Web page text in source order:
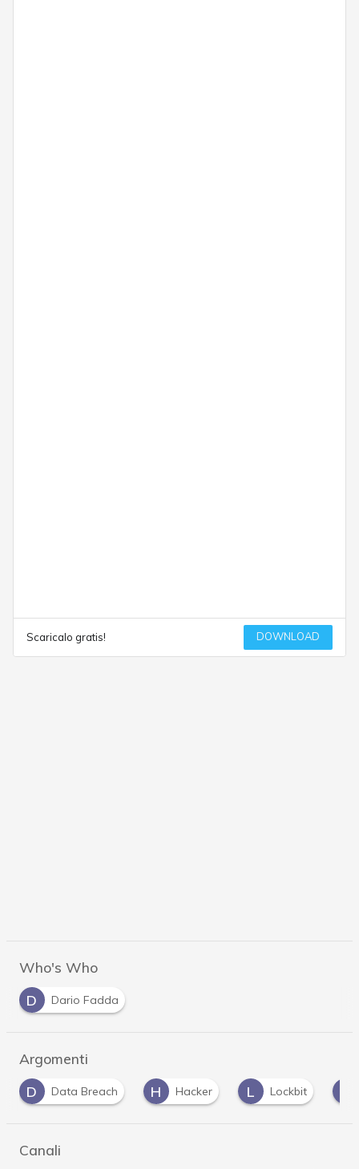
Scaricalo gratis! DOWNLOAD
Who's Who
D
Dario Fadda
Argomenti
H
Hacker L Lockbit M malware
Canali